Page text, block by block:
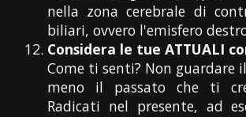
nella zona cerebrale di
biliari, ovvero l'emisfero
Considera le tue ATTUALI
Come ti senti? Non
meno il passato che ti
Radicati nel presente, ad